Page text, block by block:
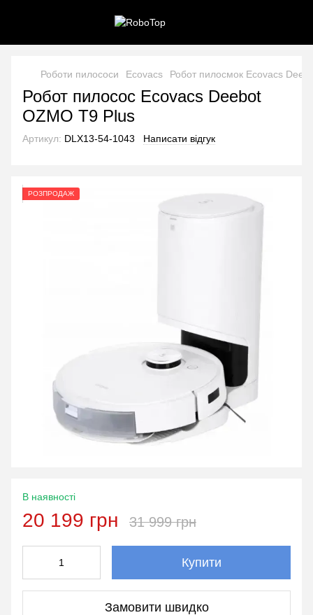
Роботи пилососи Ecovacs Робот пилосмок Ecovacs
Робот пилосос Ecovacs Deebot
OZMO T9 Plus
Артикул: DLX13-54-1043 Написати відгук
РОЗПРОДАЖ
В наявності
20 199 грн 31 999 грн
Купити
Замовити швидко